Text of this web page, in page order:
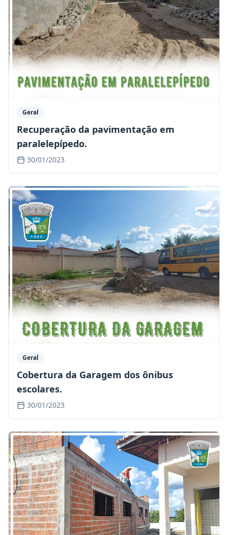
Geral
Recuperação da pavimentação em
paralelepípedo.
30/01/2023
Geral
Cobertura da Garagem dos ônibus
escolares.
30/01/2023